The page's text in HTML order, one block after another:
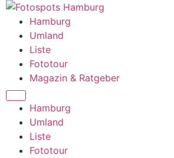
Zum
Inhalt
springen
Hamburg
Umland
Liste
Fototour
Magazin & Ratgeber
Hamburg
Umland
Liste
Fototour